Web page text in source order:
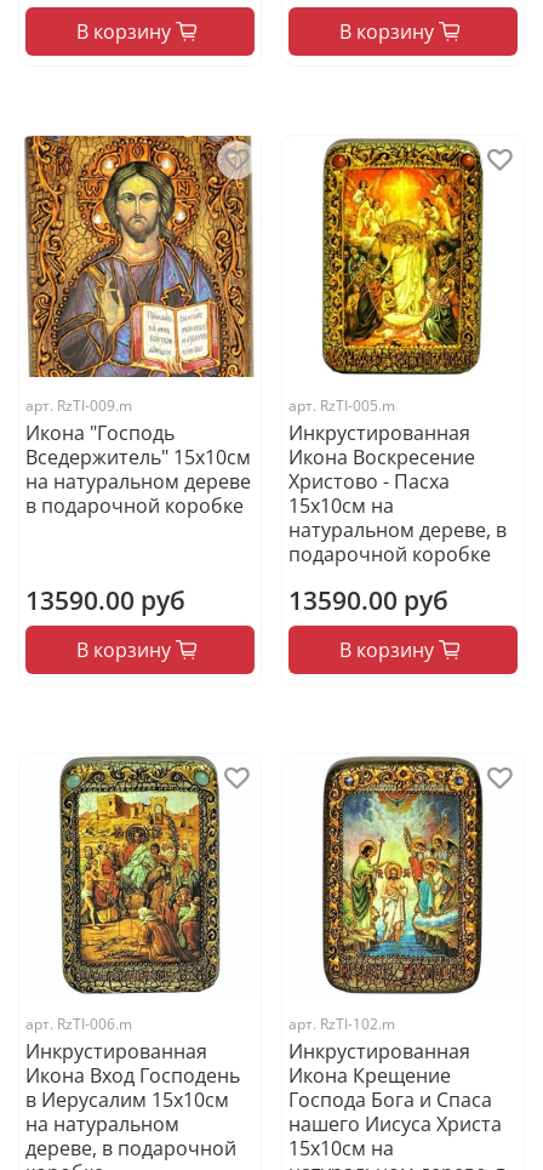
В корзину В корзину
арт. RzTI-009.m
Икона "Господь
Вседержитель" 15х10см
на натуральном дереве
в подарочной коробке
13590.00 руб
В корзину
арт. RzTI-005.m
Инкрустированная
Икона Воскресение
Христово - Пасха
15х10см на
натуральном дереве, в
подарочной коробке
13590.00 руб
В корзину
арт. RzTI-006.m
Инкрустированная
Икона Вход Господень
в Иерусалим 15х10см
на натуральном
дереве, в подарочной
арт. RzTI-102.m
Инкрустированная
Икона Крещение
Господа Бога и Спаса
нашего Иисуса Христа
15х10см на